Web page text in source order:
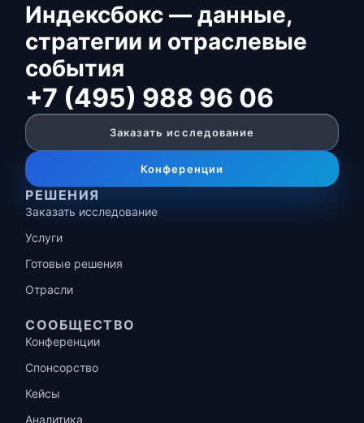
Индексбокс — данные,
стратегии и отраслевые
события
+7 (495) 988 96 06
Заказать исследование
Конференции
РЕШЕНИЯ
Заказать исследование
Услуги
Готовые решения
Отрасли
СООБЩЕСТВО
Конференции
Спонсорство
Кейсы
Аналитика